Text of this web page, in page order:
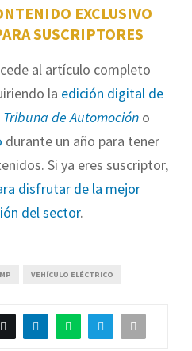
EXCLUSIVO
SUSCRIPTORES
al artículo completo
la edición digital de
Tribuna de Automoción o
durante un año para tener
Si ya eres suscriptor,
disfrutar de la mejor
del sector.
VEHÍCULO ELÉCTRICO